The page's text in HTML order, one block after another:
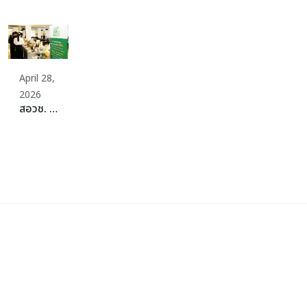
April 28,
2026
สอวช. รุกสร้าง Ecosystem อาหารแห่งอนาคต ผนึกกำลัง SME Thailand จัดงาน “Plant-Rich Business Matching” พลิกต้นทุนไทยที่แข็งแกร่ง สู่เป้าหมายศูนย์กลางโปรตีนที่ยั่งยืนของโลก